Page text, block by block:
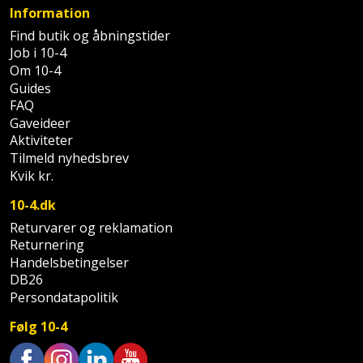
Sternbeklædning
Tag
og
tagplader
Terrassebrædder
Terrasseopklodsning
Tråd
til
byggeri
Træ
Vinduer
Palleløfter
Polsøger
Profilsaks
Reb
og
snor
Renseservietter
og
wipes
Sækkelukker
Saks
Industristøvsuger
Kantfræser
Kantlimer
Kantlimertilbehør
Kap-
og
geringssav
Kerneboremaskine
Klammepistol
Klippeværktøj
Kombokit
Højbede
Højtaler
Hylder
Jagt
og
fritid
Jul
Kaffe
Klæbesøm
Køkkenudstyr
Information
Find butik og åbningstider
Job i 10-4
Om 10-4
Guides
FAQ
Gaveideer
Aktiviteter
Tilmeld nyhedsbrev
Kvik kr.
10-4.dk
Returvarer og reklamation
Returnering
Handelsbetingelser
DB26
Persondatapolitik
Følg 10-4